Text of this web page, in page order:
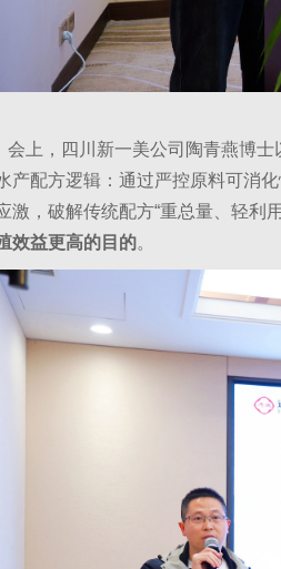
上，四川新一美公司陶青燕博士
产配方逻辑：通过严控原料可消
激，破解传统配方“重总量、轻利
效益更高的目的。